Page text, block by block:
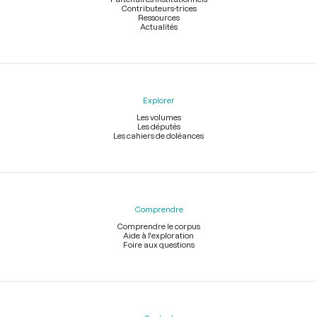
Contributeurs-trices
Ressources
Actualités
Explorer
Les volumes
Les députés
Les cahiers de doléances
Comprendre
Comprendre le corpus
Aide à l'exploration
Foire aux questions